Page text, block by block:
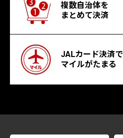
複数自治体を
まとめて決済
JALカード決済で
マイルがたまる